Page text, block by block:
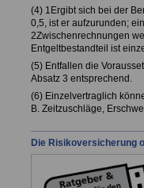
(4) 1Ergibt sich bei der
0,5, ist er aufzurunden;
2Zwischenrechnungen
Entgeltbestandteil ist
(5) Entfallen die
Absatz 3 entsprechend.
(6) Einzelvertraglich
B. Zeitzuschläge,
Die Risikoversicherung